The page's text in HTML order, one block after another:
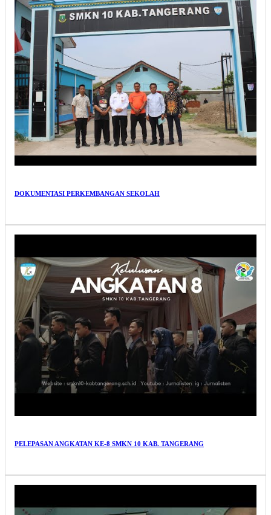
DOKUMENTASI PERKEMBANGAN SEKOLAH
PELEPASAN ANGKATAN KE-8 SMKN 10 KAB. TANGERANG